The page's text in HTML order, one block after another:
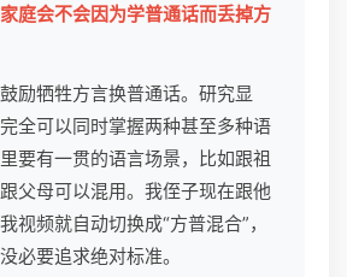
庭会不会因为学普通话而丢掉方
励牺牲方言换普通话。研究显
全可以同时掌握两种甚至多种语
要有一贯的语言场景，比如跟祖
父母可以混用。我侄子现在跟他
视频就自动切换成“方普混合”，
必要追求绝对标准。